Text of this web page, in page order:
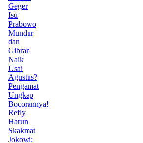
Geger
Isu
Prabowo
Mundur
dan
Gibran
Naik
Usai
Agustus?
Pengamat
Ungkap
Bocorannya!
Refly
Harun
Skakmat
Jokowi: